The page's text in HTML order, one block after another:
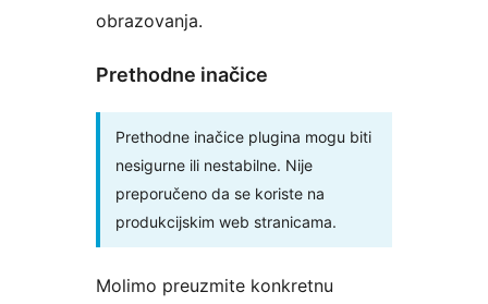
obrazovanja.
Prethodne inačice
Prethodne inačice plugina mogu biti
nesigurne ili nestabilne. Nije
preporučeno da se koriste na
produkcijskim web stranicama.
Molimo preuzmite konkretnu